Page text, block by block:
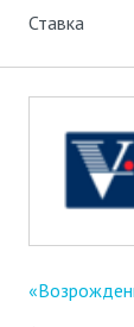
Ставка